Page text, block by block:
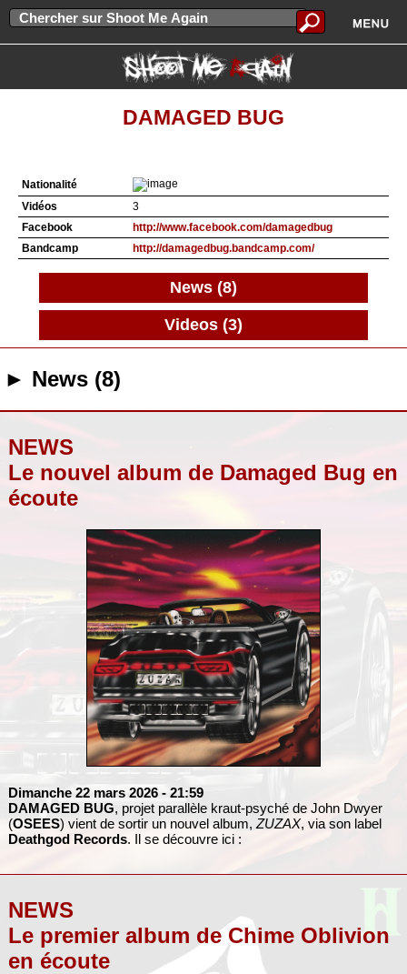
DAMAGED BUG
Nationalité
Vidéos
3
Facebook
http://www.facebook.com/damagedbug
Bandcamp
http://damagedbug.bandcamp.com/
News (8)
Videos (3)
► News (8)
NEWS
Le nouvel album de Damaged Bug en
écoute
Dimanche 22 mars 2026 - 21:59
DAMAGED BUG, projet parallèle kraut-psyché de John Dwyer
(OSEES) vient de sortir un nouvel album, ZUZAX, via son label
Deathgod Records. Il se découvre ici :
NEWS
Le premier album de Chime Oblivion
en écoute